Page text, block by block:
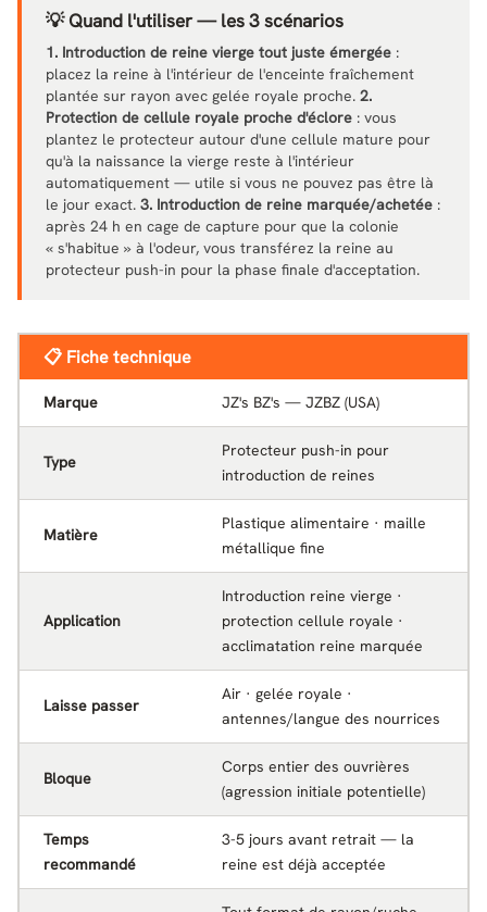
💡 Quand l'utiliser — les 3 scénarios
1. Introduction de reine vierge tout juste émergée :
placez la reine à l'intérieur de l'enceinte fraîchement
plantée sur rayon avec gelée royale proche. 2.
Protection de cellule royale proche d'éclore : vous
plantez le protecteur autour d'une cellule mature pour
qu'à la naissance la vierge reste à l'intérieur
automatiquement — utile si vous ne pouvez pas être là
le jour exact. 3. Introduction de reine marquée/achetée :
après 24 h en cage de capture pour que la colonie
« s'habitue » à l'odeur, vous transférez la reine au
protecteur push-in pour la phase finale d'acceptation.
📋 Fiche technique
Marque JZ's BZ's — JZBZ (USA)
Type
Protecteur push-in pour
introduction de reines
Matière
Plastique alimentaire · maille
métallique fine
Application
Introduction reine vierge ·
protection cellule royale ·
acclimatation reine marquée
Laisse passer
Air · gelée royale ·
antennes/langue des nourrices
Bloque
Corps entier des ouvrières
(agression initiale potentielle)
Temps
recommandé
3-5 jours avant retrait — la
reine est déjà acceptée